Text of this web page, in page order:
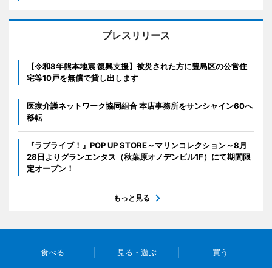
プレスリリース
【令和8年熊本地震 復興支援】被災された方に豊島区の公営住
宅等10戸を無償で貸し出します
医療介護ネットワーク協同組合 本店事務所をサンシャイン60へ
移転
『ラブライブ！』POP UP STORE～マリンコレクション～8月
28日よりグランエンタス（秋葉原オノデンビル1F）にて期間限
定オープン！
もっと見る
食べる 見る・遊ぶ 買う